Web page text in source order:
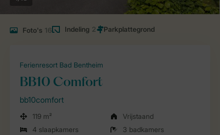
Foto's 16 Indeling 2
Ferienresort Bad Bentheim
BB10 Comfort
bb10comfort
119 m²
Vrijstaand
4 slaapkamers
3 badkamers